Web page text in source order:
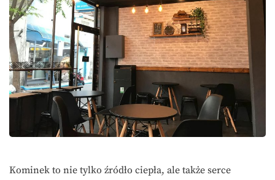
Kominek to nie tylko źródło ciepła, ale także serce